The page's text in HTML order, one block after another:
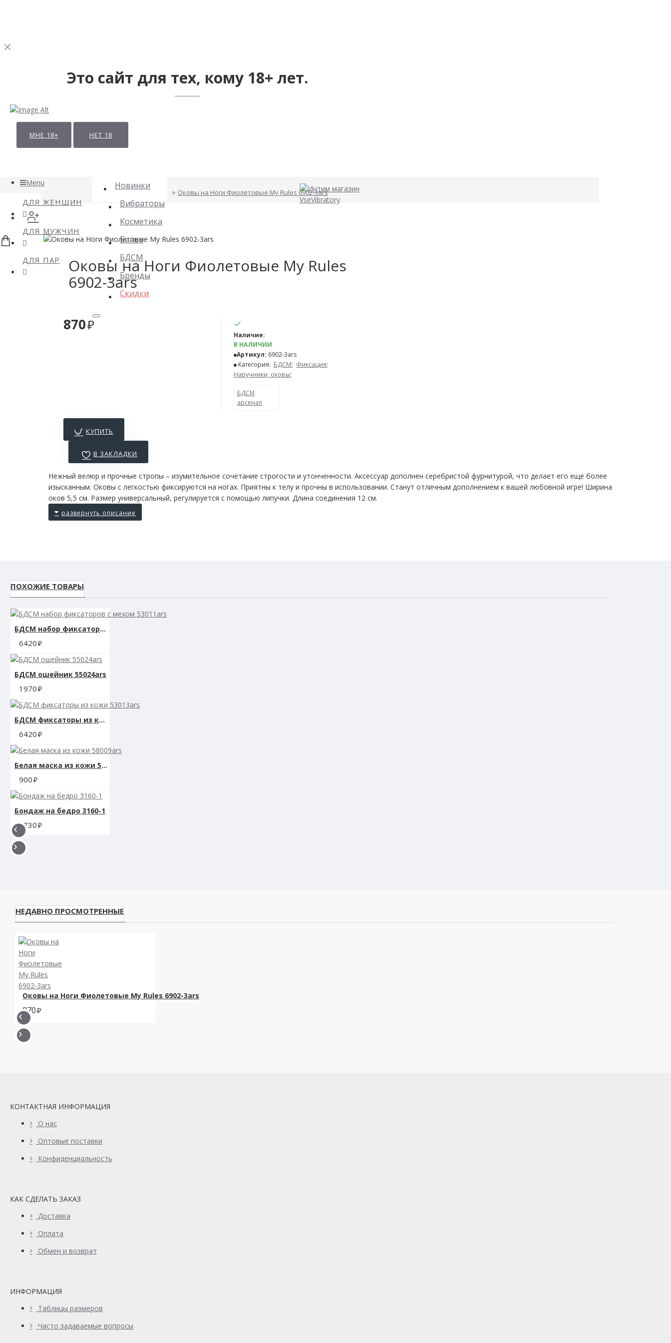
Это сайт для тех, кому 18+ лет.
МНЕ 18+ НЕТ 18
Menu
ДЛЯ ЖЕНЩИН
ДЛЯ МУЖЧИН
ДЛЯ ПАР
Новинки
Вибраторы
Косметика
Белье
БДСМ
Бренды
Скидки
Оковы на Ноги Фиолетовые My Rules 6902-3ars
Оковы на Ноги Фиолетовые My Rules
6902-3ars
870
Наличие:
В НАЛИЧИИ
Артикул: 6902-3ars
Категория: БДСМ; Фиксация;
Наручники, оковы;
БДСМ
арсенал
КУПИТЬ
В ЗАКЛАДКИ
Нежный велюр и прочные стропы – изумительное сочетание строгости и утонченности. Аксессуар дополнен серебристой фурнитурой, что делает его еще более
изысканным. Оковы с легкостью фиксируются на ногах. Приятны к телу и прочны в использовании. Станут отличным дополнением к вашей любовной игре! Ширина
оков 5,5 см. Размер универсальный, регулируется с помощью липучки. Длина соединения 12 см.
ПОХОЖИЕ ТОВАРЫ
БДСМ набор фиксаторов с мехом 53011ars
6420
БДСМ ошейник 55024ars
1970
БДСМ фиксаторы из кожи 53013ars
6420
Белая маска из кожи 58009ars
900
Бондаж на бедро 3160-1
1730
НЕДАВНО ПРОСМОТРЕННЫЕ
Оковы на Ноги Фиолетовые My Rules 6902-3ars
870
КОНТАКТНАЯ ИНФОРМАЦИЯ
О нас
Оптовые поставки
Конфиденциальность
КАК СДЕЛАТЬ ЗАКАЗ
Доставка
Оплата
Обмен и возврат
ИНФОРМАЦИЯ
Таблицы размеров
Часто задаваемые вопросы